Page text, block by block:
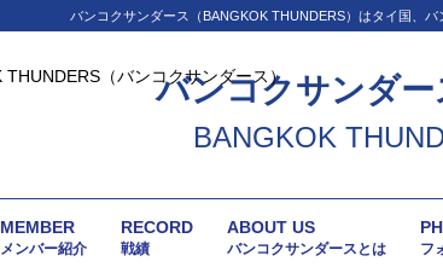
バンコクサンダース（BANGKOK THUNDERS）はタイ国、
バンコクサンダ
BANGKOK
MEMBER
メンバー紹介
RECORD
戦績
ABOUT US
バンコクサンダースとは フ